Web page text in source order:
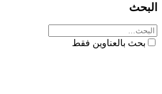
البحث
بحث بالعناوين فقط